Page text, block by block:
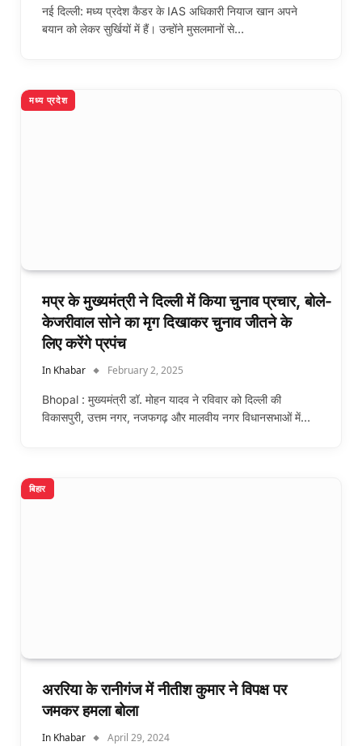
नई दिल्ली: मध्य प्रदेश कैडर के IAS अधिकारी नियाज खान अपने
बयान को लेकर सुर्खियों में हैं। उन्होंने मुसलमानों से…
मध्य प्रदेश
मप्र के मुख्यमंत्री ने दिल्ली में किया चुनाव प्रचार, बोले-
केजरीवाल सोने का मृग दिखाकर चुनाव जीतने के
लिए करेंगे प्रपंच
In Khabar February 2, 2025
Bhopal : मुख्यमंत्री डॉ. मोहन यादव ने रविवार को दिल्ली की
विकासपुरी, उत्तम नगर, नजफगढ़ और मालवीय नगर विधानसभाओं में…
बिहार
अररिया के रानीगंज में नीतीश कुमार ने विपक्ष पर
जमकर हमला बोला
In Khabar April 29, 2024